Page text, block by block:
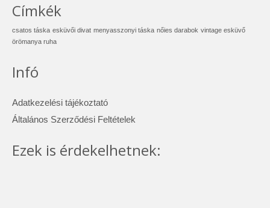
Címkék
csatos táska esküvői divat menyasszonyi táska nőies darabok vintage esküvő
örömanya ruha
Infó
Adatkezelési tájékoztató
Általános Szerződési Feltételek
Ezek is érdekelhetnek: